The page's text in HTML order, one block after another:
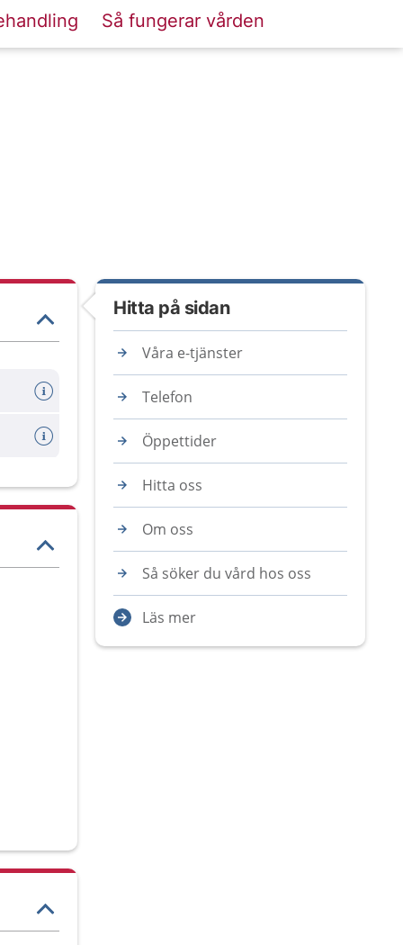
Så fungerar vården
Hitta på sidan
Våra e-tjänster
Telefon
Öppettider
Hitta oss
Om oss
Så söker du vård hos oss
Läs mer